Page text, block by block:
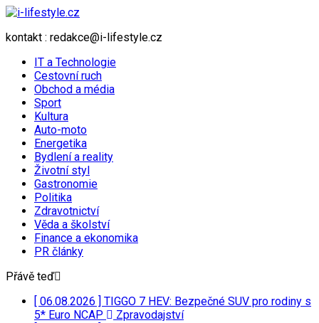
kontakt : redakce@i-lifestyle.cz
IT a Technologie
Cestovní ruch
Obchod a média
Sport
Kultura
Auto-moto
Energetika
Bydlení a reality
Životní styl
Gastronomie
Politika
Zdravotnictví
Věda a školství
Finance a ekonomika
PR články
Přávě teď
[ 06.08.2026 ] TIGGO 7 HEV: Bezpečné SUV pro rodiny s
5* Euro NCAP
Zpravodajství